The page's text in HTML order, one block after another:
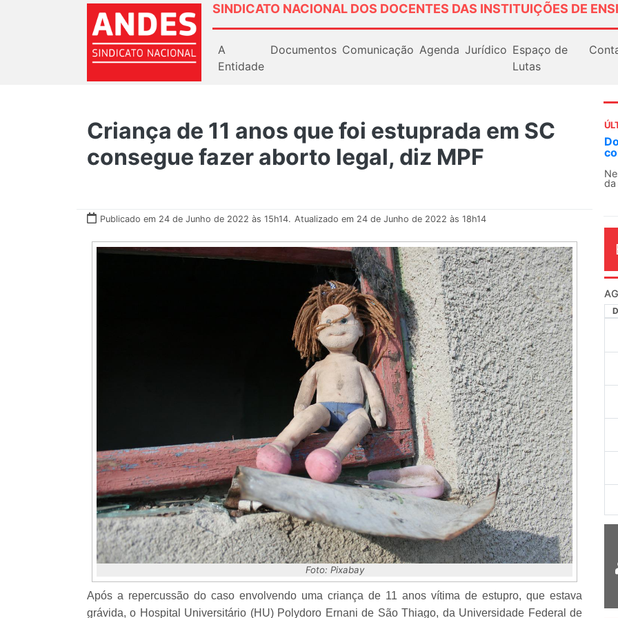
SINDICATO NACIONAL DOS DOCENTES DAS INSTITUIÇÕES DE
A
Entidade
Documentos Comunicação Agenda Jurídico Espaço de
Lutas
Criança de 11 anos que foi estuprada em SC
consegue fazer aborto legal, diz MPF
Publicado em 24 de Junho de 2022 às 15h14. Atualizado em 24 de Junho de 2022 às 18h14
Foto: Pixabay
Após a repercussão do caso envolvendo uma criança de 11 anos vítima de estupro, que estava
grávida, o Hospital Universitário (HU) Polydoro Ernani de São Thiago, da Universidade Federal de
O